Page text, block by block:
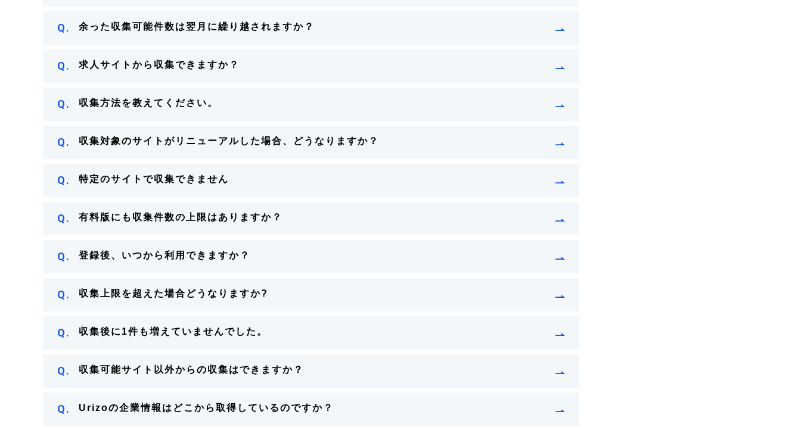
Q. 余った収集可能件数は翌月に繰り越されますか？
Q. 求人サイトから収集できますか？
Q. 収集方法を教えてください。
Q. 収集対象のサイトがリニューアルした場合、どうなりますか？
Q. 特定のサイトで収集できません
Q. 有料版にも収集件数の上限はありますか？
Q. 登録後、いつから利用できますか？
Q. 収集上限を超えた場合どうなりますか?
Q. 収集後に1件も増えていませんでした。
Q. 収集可能サイト以外からの収集はできますか？
Q. Urizoの企業情報はどこから取得しているのですか？